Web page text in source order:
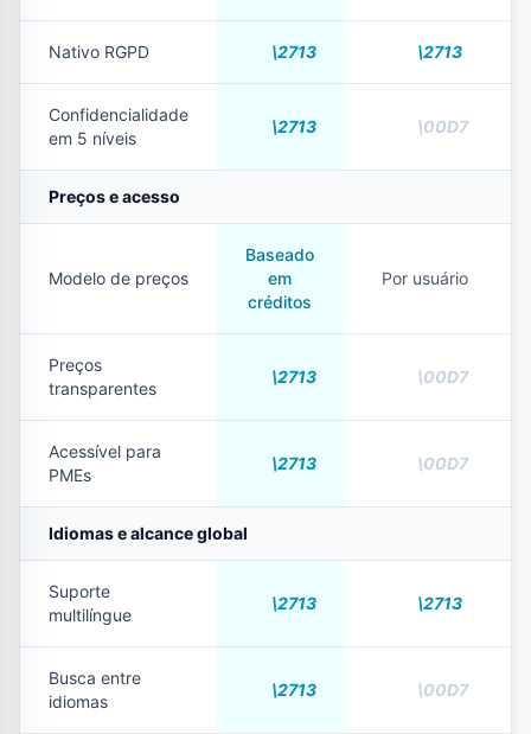
Nativo RGPD
Confidencialidade
em 5 níveis
Preços e acesso
Modelo de preços
Baseado
em
créditos
Por usuário
Preços
transparentes
Acessível para
PMEs
Idiomas e alcance global
Suporte
multilíngue
Busca entre
idiomas